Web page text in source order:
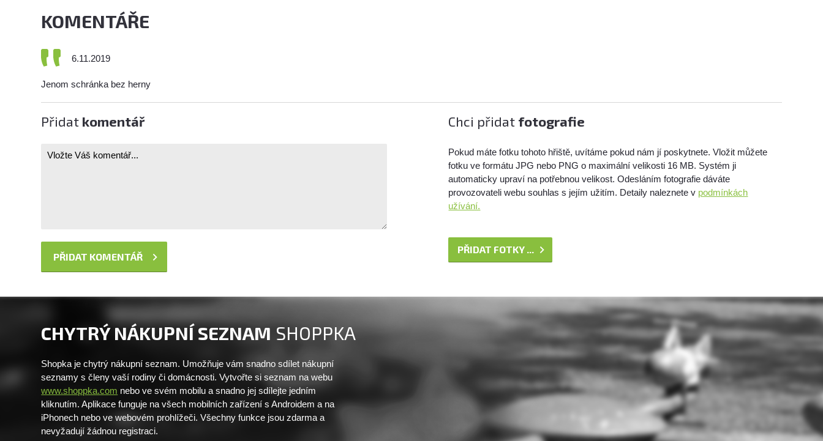
KOMENTÁŘE
6.11.2019
Jenom schránka bez herny
Přidat komentář Chci přidat fotografie
Pokud máte fotku tohoto hřiště, uvítáme pokud nám jí poskytnete. Vložit můžete
fotku ve formátu JPG nebo PNG o maximální velikosti 16 MB. Systém ji
automaticky upraví na potřebnou velikost. Odesláním fotografie dáváte
provozovateli webu souhlas s jejím užitím. Detaily naleznete v podmínkách
užívání.
PŘIDAT FOTKY ...
CHYTRÝ NÁKUPNÍ SEZNAM SHOPPKA
Shopka je chytrý nákupní seznam. Umožňuje vám snadno sdílet nákupní
seznamy s členy vaší rodiny či domácnosti. Vytvořte si seznam na webu
www.shoppka.com nebo ve svém mobilu a snadno jej sdílejte jedním
kliknutím. Aplikace funguje na všech mobilních zařízení s Androidem a na
iPhonech nebo ve webovém prohlížeči. Všechny funkce jsou zdarma a
nevyžadují žádnou registraci.